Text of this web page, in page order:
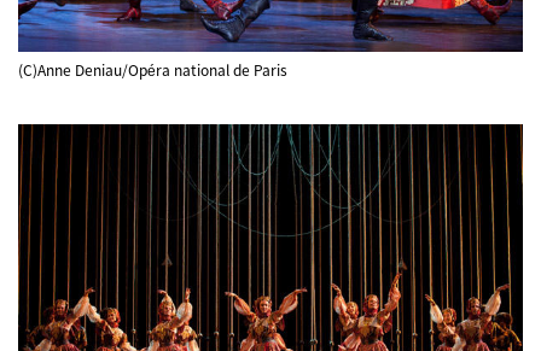
(C)Anne Deniau/Opéra national de Paris